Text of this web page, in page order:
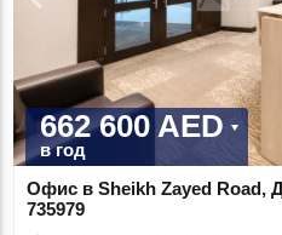
662 600 AED
в год
Офис в Sheikh Zayed Road,
735979